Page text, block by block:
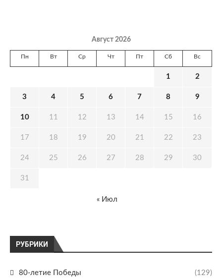
РУБРИКИ
80-летие Победы (129)
Август 2026
Пн Вт Ср Чт Пт Сб Вс
1 2
3 4 5 6 7 8 9
10 11 12 13 14 15 16
17 18 19 20 21 22 23
24 25 26 27 28 29 30
31
« Июл